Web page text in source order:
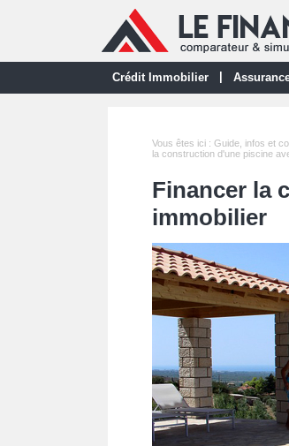
Crédit Immobilier
Vous êtes ici : Guide, infos et
la construction d'une piscine
Financer la
immobilier